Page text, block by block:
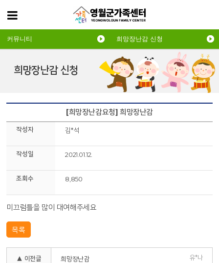
희망장난감 신청
커뮤니티 희망장난감 신청
[희망장난감요청] 희망장난감
작성자 김*석
작성일 2021.01.12.
조회수 8,850
미끄럼틀을 많이 대여해주세요
목록
▲ 이전글 희망장난감 유*나